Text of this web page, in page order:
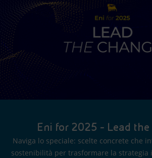
Eni for 2025 - Lead the
Naviga lo speciale: scelte concrete che
sostenibilità per trasformare la strategia